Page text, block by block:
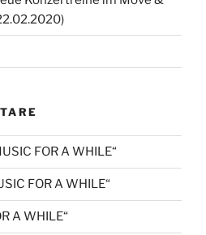
FOR A WHILE“
FOR A WHILE“
A WHILE“